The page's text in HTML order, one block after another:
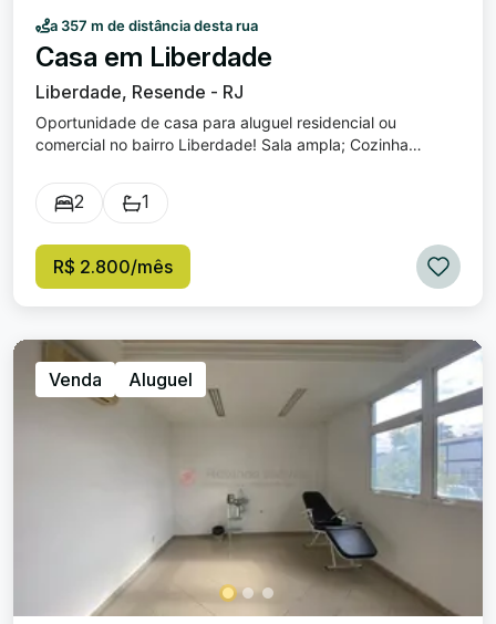
a 357 m de distância desta rua
Casa em Liberdade
Liberdade, Resende - RJ
Oportunidade de casa para aluguel residencial ou
comercial no bairro Liberdade! Sala ampla; Cozinha
garagem coberta; Área de serviço; Valor de locação
RESIDENCIAL: R$ 2.800,00 Valor de locação COMERCIAL:
estabelecimentos comerciais!
2 1
R$ 2.800/mês
Venda Aluguel